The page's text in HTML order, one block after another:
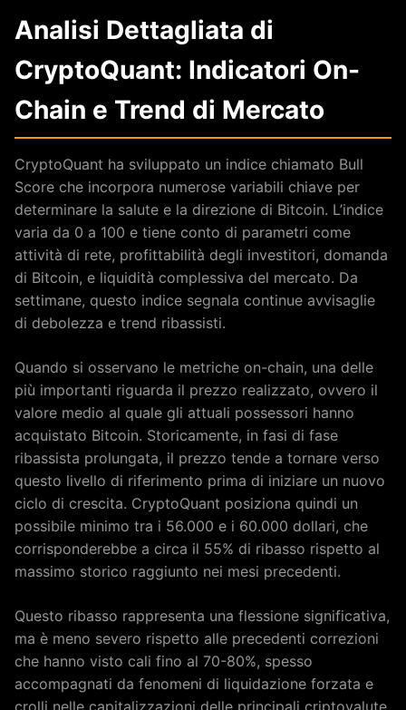
Analisi Dettagliata di
CryptoQuant: Indicatori On-
Chain e Trend di Mercato
CryptoQuant ha sviluppato un indice chiamato Bull
Score che incorpora numerose variabili chiave per
determinare la salute e la direzione di Bitcoin. L’indice
varia da 0 a 100 e tiene conto di parametri come
attività di rete, profittabilità degli investitori, domanda
di Bitcoin, e liquidità complessiva del mercato. Da
settimane, questo indice segnala continue avvisaglie
di debolezza e trend ribassisti.
Quando si osservano le metriche on-chain, una delle
più importanti riguarda il prezzo realizzato, ovvero il
valore medio al quale gli attuali possessori hanno
acquistato Bitcoin. Storicamente, in fasi di fase
ribassista prolungata, il prezzo tende a tornare verso
questo livello di riferimento prima di iniziare un nuovo
ciclo di crescita. CryptoQuant posiziona quindi un
possibile minimo tra i 56.000 e i 60.000 dollari, che
corrisponderebbe a circa il 55% di ribasso rispetto al
massimo storico raggiunto nei mesi precedenti.
Questo ribasso rappresenta una flessione significativa,
ma è meno severo rispetto alle precedenti correzioni
che hanno visto cali fino al 70-80%, spesso
accompagnati da fenomeni di liquidazione forzata e
crolli nelle capitalizzazioni delle principali criptovalute.